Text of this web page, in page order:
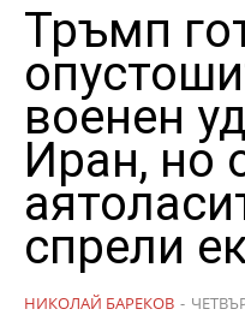
Тръмп
военен
Иран, но
спрели
НИКОЛАЙ БАРЕКОВ -